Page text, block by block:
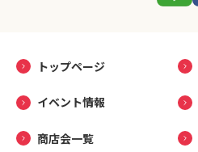
トップページ
イベント情報
商店会一覧